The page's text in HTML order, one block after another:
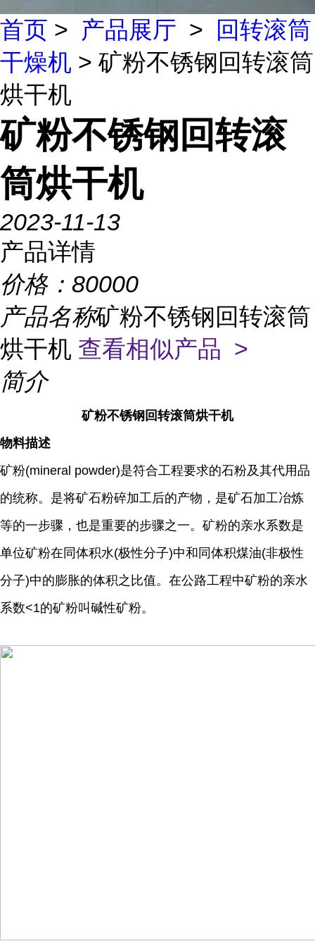
首页 > 产品展厅 >
回转滚筒
干燥机 > 矿粉不锈钢回转滚筒
烘干机
矿粉不锈钢回转滚
筒烘干机
2023-11-13
产品详情
价格： 80000
产品名称矿粉不锈钢回转滚筒
烘干机 查看相似产品 >
简介
矿粉不锈钢回转滚筒烘干机
物料描述
矿粉(mineral powder)是符合工程要求的石粉及其代用品
的统称。是将矿石粉碎加工后的产物，是矿石加工冶炼
等的一步骤，也是重要的步骤之一。矿粉的亲水系数是
单位矿粉在同体积水(极性分子)中和同体积煤油(非极性
分子)中的膨胀的体积之比值。在公路工程中矿粉的亲水
系数<1的矿粉叫碱性矿粉。